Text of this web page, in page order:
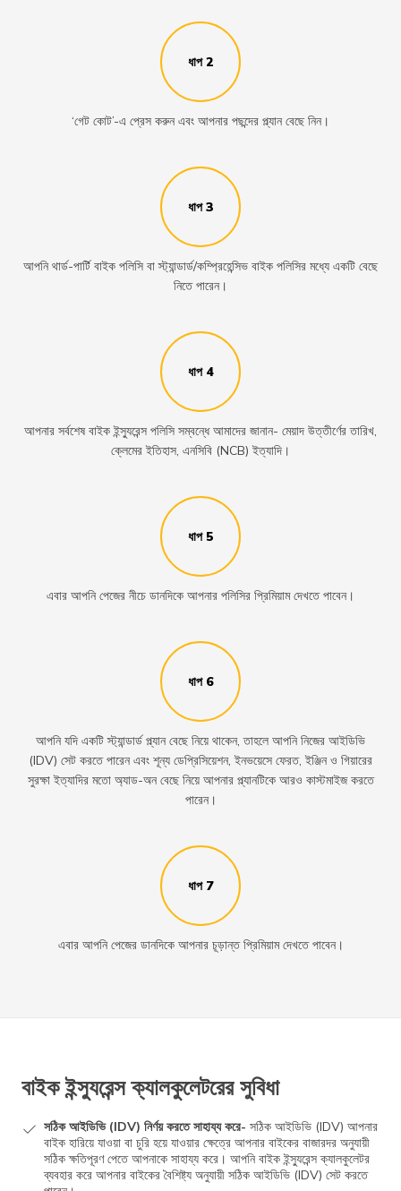
ধাপ 2
‘গেট কোট’-এ প্রেস করুন এবং আপনার পছন্দের প্ল্যান বেছে নিন।
ধাপ 3
আপনি থার্ড-পার্টি বাইক পলিসি বা স্ট্যান্ডার্ড/কম্প্রিহেন্সিভ বাইক পলিসির মধ্যে একটি বেছে
নিতে পারেন।
ধাপ 4
আপনার সর্বশেষ বাইক ইন্স্যুরেন্স পলিসি সম্বন্ধে আমাদের জানান- মেয়াদ উত্তীর্ণের তারিখ,
ক্লেমের ইতিহাস, এনসিবি (NCB) ইত্যাদি।
ধাপ 5
এবার আপনি পেজের নীচে ডানদিকে আপনার পলিসির প্রিমিয়াম দেখতে পাবেন।
ধাপ 6
আপনি যদি একটি স্ট্যান্ডার্ড প্ল্যান বেছে নিয়ে থাকেন, তাহলে আপনি নিজের আইডিভি
(IDV) সেট করতে পারেন এবং শূন্য ডেপ্রিসিয়েশন, ইনভয়েসে ফেরত, ইঞ্জিন ও গিয়ারের
সুরক্ষা ইত্যাদির মতো অ্যাড-অন বেছে নিয়ে আপনার প্ল্যানটিকে আরও কাস্টমাইজ করতে
পারেন।
ধাপ 7
এবার আপনি পেজের ডানদিকে আপনার চূড়ান্ত প্রিমিয়াম দেখতে পাবেন।
বাইক ইন্স্যুরেন্স ক্যালকুলেটরের সুবিধা
সঠিক আইডিভি (IDV) নির্ণয় করতে সাহায্য করে- সঠিক আইডিভি (IDV) আপনার
বাইক হারিয়ে যাওয়া বা চুরি হয়ে যাওয়ার ক্ষেত্রে আপনার বাইকের বাজারদর অনুযায়ী
সঠিক ক্ষতিপূরণ পেতে আপনাকে সাহায্য করে। আপনি বাইক ইন্স্যুরেন্স ক্যালকুলেটর
ব্যবহার করে আপনার বাইকের বৈশিষ্ট্য অনুযায়ী সঠিক আইডিভি (IDV) সেট করতে